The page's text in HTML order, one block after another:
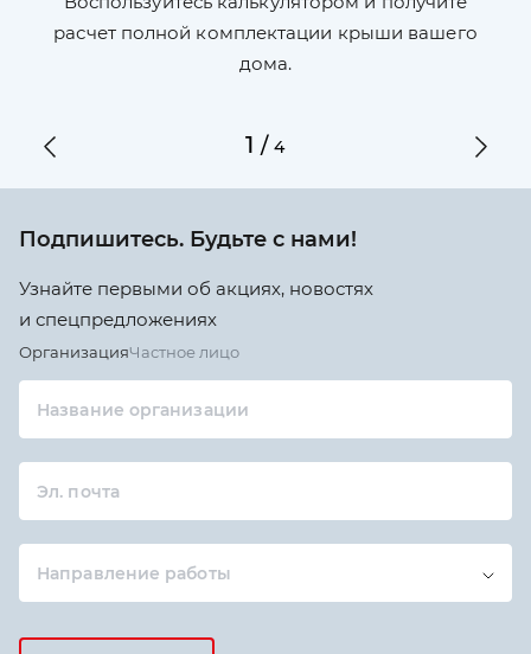
расчет полной комплектации крыши вашего
дома.
1 /4
Подпишитесь. Будьте с нами!
Узнайте первыми об акциях, новостях
и спецпредложениях
ОрганизацияЧастное лицо
Название организации
Эл. почта
Направление работы